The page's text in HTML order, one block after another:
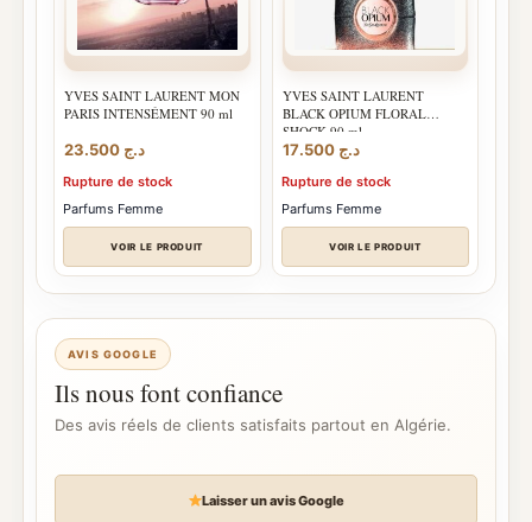
YVES SAINT LAURENT MON
PARIS INTENSÉMENT 90 ml
د.ج
Rupture de stock
Parfums Femme
VOIR LE PRODUIT
YVES SAINT LAURENT
BLACK OPIUM FLORAL
SHOCK 90 ml
د.ج 17.500
Rupture de stock
Parfums Femme
VOIR LE PRODUIT
AVIS GOOGLE
Ils nous font confiance
Des avis réels de clients satisfaits partout en Algérie.
Laisser un avis Google